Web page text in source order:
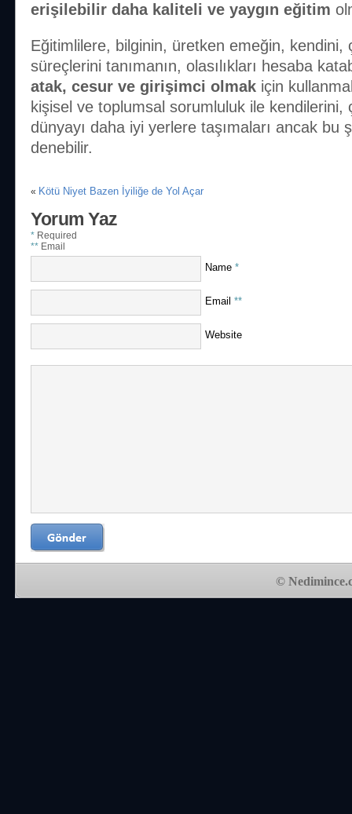
erişilebilir daha kaliteli ve yaygın eğitim
Eğitimlilere, bilginin, üretken emeğin, kendini,
süreçlerini tanımanın, olasılıkları hesaba
atak, cesur ve girişimci olmak için
kişisel ve toplumsal sorumluluk ile kendilerini,
dünyayı daha iyi yerlere taşımaları ancak bu
denebilir.
« Kötü Niyet Bazen İyiliğe de Yol Açar
Yorum Yaz
* Required
** Email
Name *
Email **
Website
©